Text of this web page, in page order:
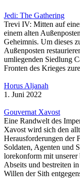
Jedi: The Gathering
Trevi IV: Mitten auf
einem alten
Geheimnis. Um dieses
Außenposten
umliegenden Siedlung
Fronten des Krieges
Horus Aljanah
1. Juni 2022
Gouvernat Xavost
Eine Randwelt des
Xavost wird sich den
Herausforderungen der
Soldaten, Agenten und
lorekonform mit unserer
Abseits und bestreiten
Willen der Sith